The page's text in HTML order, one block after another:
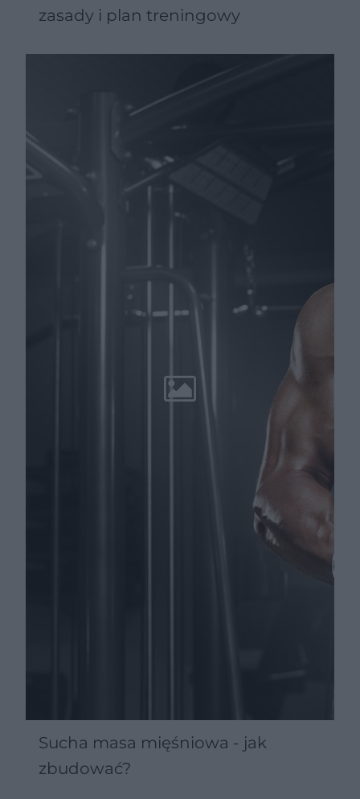
zasady i plan treningowy
Sucha masa mięśniowa - jak
zbudować?